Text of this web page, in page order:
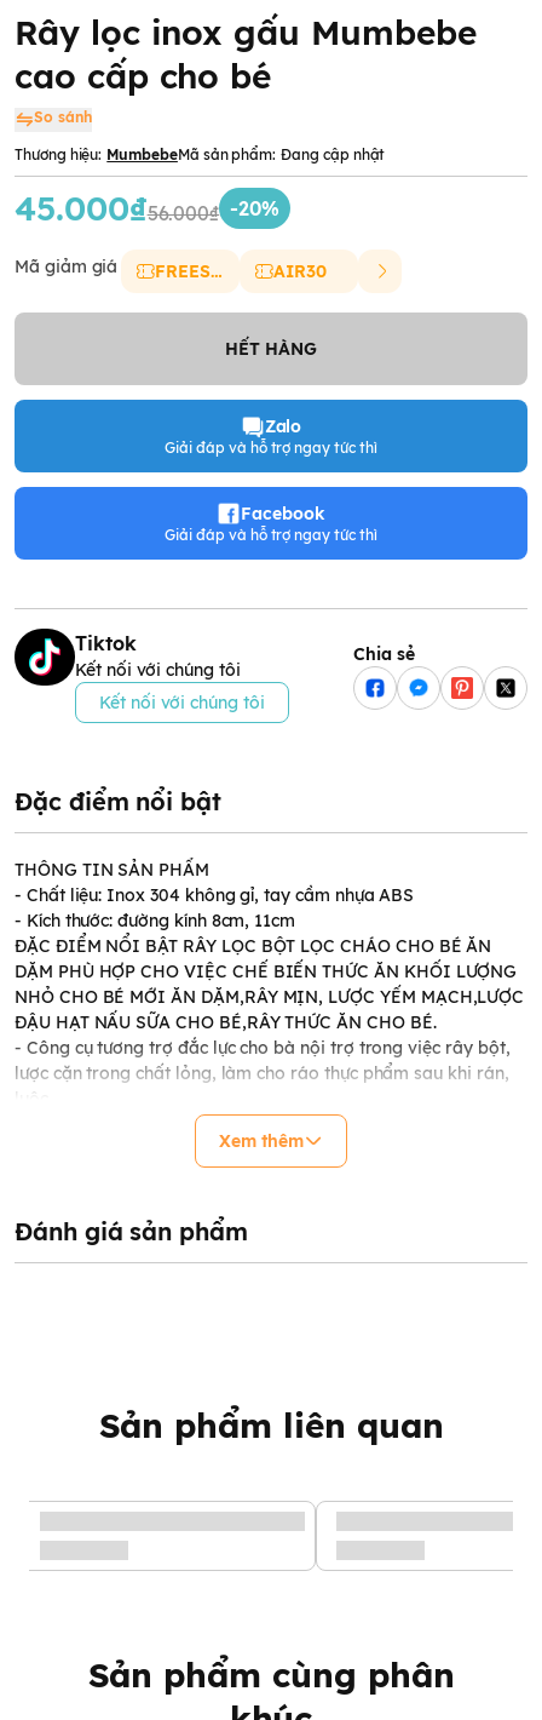
Rây lọc inox gấu Mumbebe
cao cấp cho bé
So sánh
Thương hiệu: MumbebeMã sản phẩm: Đang cập nhật
45.000₫56.000₫ -20%
Mã giảm giá FREESHIP AIR30
HẾT HÀNG
Zalo
Giải đáp và hỗ trợ ngay tức thì
Facebook
Giải đáp và hỗ trợ ngay tức thì
Tiktok
Kết nối với chúng tôi
Kết nối với chúng tôi
Chia sẻ
Đặc điểm nổi bật
THÔNG TIN SẢN PHẨM
- Chất liệu: Inox 304 không gỉ, tay cầm nhựa ABS
- Kích thước: đường kính 8cm, 11cm
ĐẶC ĐIỂM NỔI BẬT RÂY LỌC BỘT LỌC CHÁO CHO BÉ ĂN
DẶM PHÙ HỢP CHO VIỆC CHẾ BIẾN THỨC ĂN KHỐI LƯỢNG
NHỎ CHO BÉ MỚI ĂN DẶM,RÂY MỊN, LƯỢC YẾM MẠCH,LƯỢC
ĐẬU HẠT NẤU SỮA CHO BÉ,RÂY THỨC ĂN CHO BÉ.
- Công cụ tương trợ đắc lực cho bà nội trợ trong việc rây bột,
lược cặn trong chất lỏng, làm cho ráo thực phẩm sau khi rán,
luộc...
- Lưới lọc nhỏ giúp lọc cháo, nước dashi,...
- Tay cầm nhựa giúp không nóng tay khi sử dụng
- Tiện lợi chùi rửa, vệ sinh sau lúc dùng.
- Cán có móc treo,giúp tiết kiệm không gian cất giữ, mang đến
Xem thêm
Đánh giá sản phẩm
Sản phẩm liên quan
Sản phẩm cùng phân